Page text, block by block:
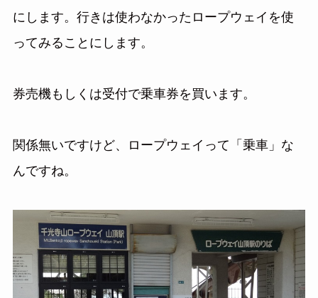
にします。行きは使わなかったロープウェイを使
ってみることにします。
券売機もしくは受付で乗車券を買います。
関係無いですけど、ロープウェイって「乗車」な
んですね。